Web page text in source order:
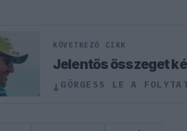
KÖVETKEZŐ CIKK
Jelentős összeget
↓ GÖRGESS LE A